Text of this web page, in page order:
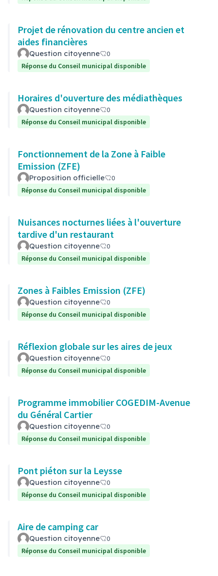
Projet de rénovation du centre ancien et
aides financières
Question citoyenne
0
Réponse du Conseil municipal disponible
Horaires d'ouverture des médiathèques
Question citoyenne
0
Réponse du Conseil municipal disponible
Fonctionnement de la Zone à Faible
Emission (ZFE)
Proposition officielle
0
Réponse du Conseil municipal disponible
Nuisances nocturnes liées à l'ouverture
tardive d'un restaurant
Question citoyenne
0
Réponse du Conseil municipal disponible
Zones à Faibles Emission (ZFE)
Question citoyenne
0
Réponse du Conseil municipal disponible
Réflexion globale sur les aires de jeux
Question citoyenne
0
Réponse du Conseil municipal disponible
Programme immobilier COGEDIM-Avenue
du Général Cartier
Question citoyenne
0
Réponse du Conseil municipal disponible
Pont piéton sur la Leysse
Question citoyenne
0
Réponse du Conseil municipal disponible
Aire de camping car
Question citoyenne
0
Réponse du Conseil municipal disponible